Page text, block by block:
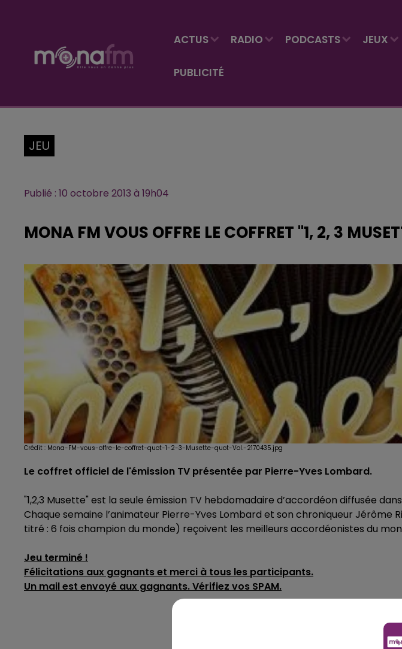
ACTUS RADIO PODCASTS JEUX
PUBLICITÉ
JEU
Publié : 10 octobre 2013 à 19h04
MONA FM VOUS OFFRE LE COFFRET "1, 2, 3
Crédit : Mona-FM-vous-offre-le-coffret-quot-1-2-3-Musette-quot-Vol.-2170435.jpg
Le coffret officiel de l'émission TV présentée par Pierre-Yves Lombard.
"1,2,3 Musette" est la seule émission TV hebdomadaire d’accordéon diffusée
Chaque semaine l’animateur Pierre-Yves Lombard et son chroniqueur Jérôme
titré : 6 fois champion du monde) reçoivent les meilleurs accordéonistes du
Jeu terminé !
Félicitations aux gagnants et merci à tous les participants.
Un mail est envoyé aux gagnants. Vérifiez vos SPAM.